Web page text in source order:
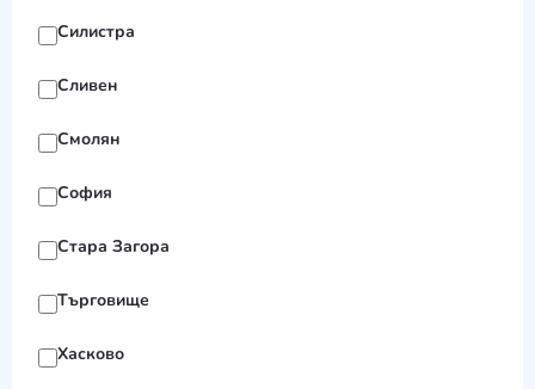
Силистра
Сливен
Смолян
София
Стара Загора
Търговище
Хасково